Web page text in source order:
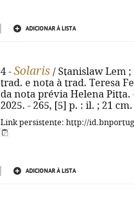
ADICIONAR À LISTA
4 - Solaris / Stanislaw Lem
trad. e nota à trad. Teresa
da nota prévia Helena Pitta.
2025. - 265, [5] p. : il. ; 21
Link persistente: http://
ADICIONAR À LISTA